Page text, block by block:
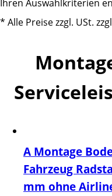
Ihren Auswahlkriterien
* Alle Preise zzgl. USt.
A Montage
Fahrzeug
mm ohne